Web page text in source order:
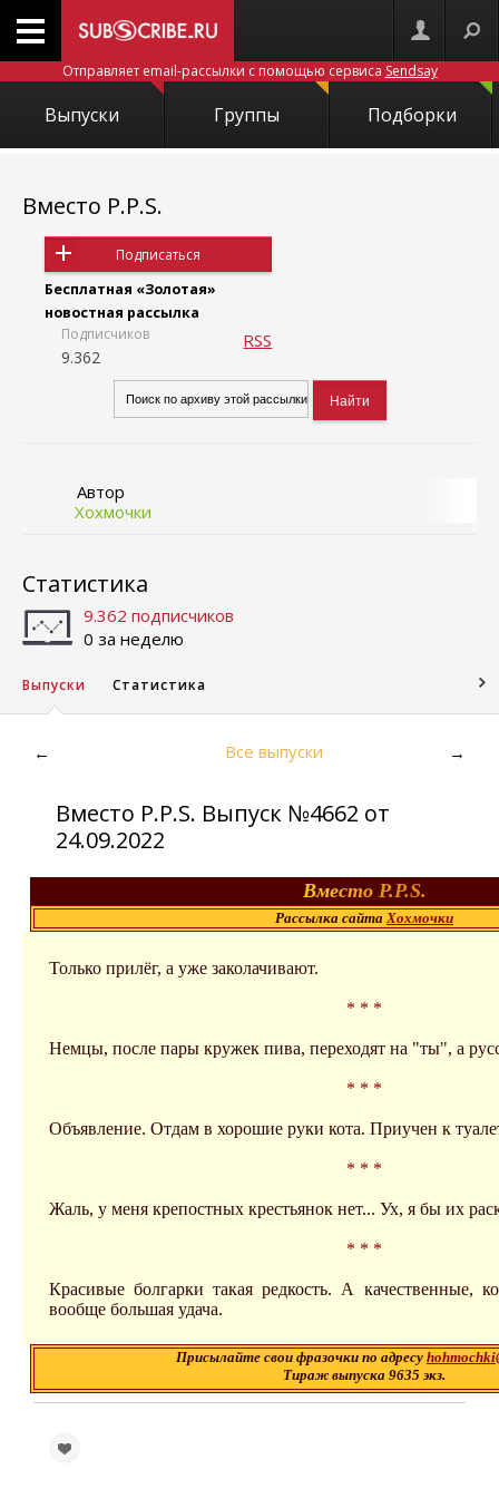
Отправляет email-рассылки с помощью сервиса Sendsay
Выпуски Группы Подборки
Вместо P.P.S.
Подписаться
Бесплатная «Золотая»
новостная рассылка
Подписчиков
9.362
RSS
Автор
Хохмочки
Статистика
9.362 подписчиков
0 за неделю
Выпуски Статистика
← Все выпуски →
Вместо P.P.S. Выпуск №4662 от
24.09.2022
Вместо P.P.S.
Рассылка сайтаХохмочки
Только пpилёг, а уже заколачивают.
* * *
Немцы, после пары кружек пива, переходят на "ты", а
* * *
Объявление. Отдам в хорошие руки кота. Приучен к
* * *
Жаль, у меня крепостных крестьянок нет... Ух, я бы их
* * *
Красивые болгарки такая редкость. А качественные,
вообще большая удача.
Присылайте свои фразочки по адресу
Тираж выпуска 9635 экз.